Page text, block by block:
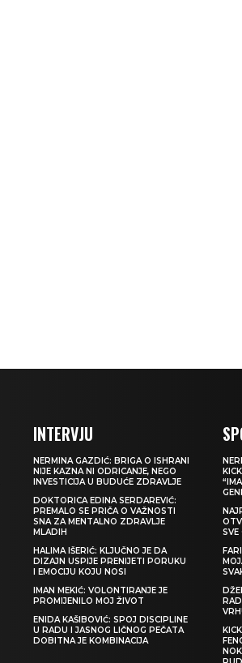
INTERVJU
NERMINA GAZDIĆ: BRIGA O ISHRANI
NIJE KAZNA NI ODRICANJE, NEGO
INVESTICIJA U BUDUĆE ZDRAVLJE
DOKTORICA EDINA SERDAREVIĆ:
PREMALO SE PRIČA O VAŽNOSTI
SNA ZA MENTALNO ZDRAVLJE
MLADIH
HALIMA IŠERIĆ: KLJUČNO JE DA
DIZAJN USPIJE PRENIJETI PORUKU
I EMOCIJU KOJU NOSI
IMAN MEKIĆ: VOLONTIRANJE JE
PROMIJENILO MOJ ŽIVOT
ENIDA KAŠIBOVIĆ: SPOJ DISCIPLINE
U RADU I JASNOG LIČNOG PEČATA
DOBITNA JE KOMBINACIJA
SVE